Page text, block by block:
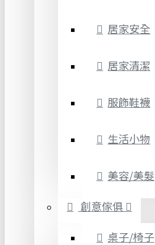
居家安全
居家清潔
服飾鞋襪
生活小物
美容/美髮
創意傢俱
桌子/椅子